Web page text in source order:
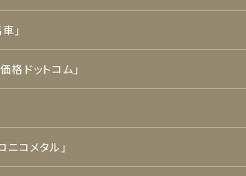
」
格ドットコム」
ニコメタル」